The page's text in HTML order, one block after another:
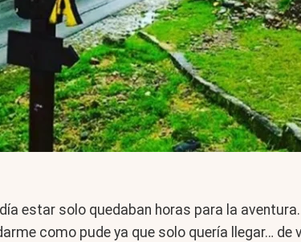
estar solo quedaban horas para la
como pude ya que solo quería llegar…